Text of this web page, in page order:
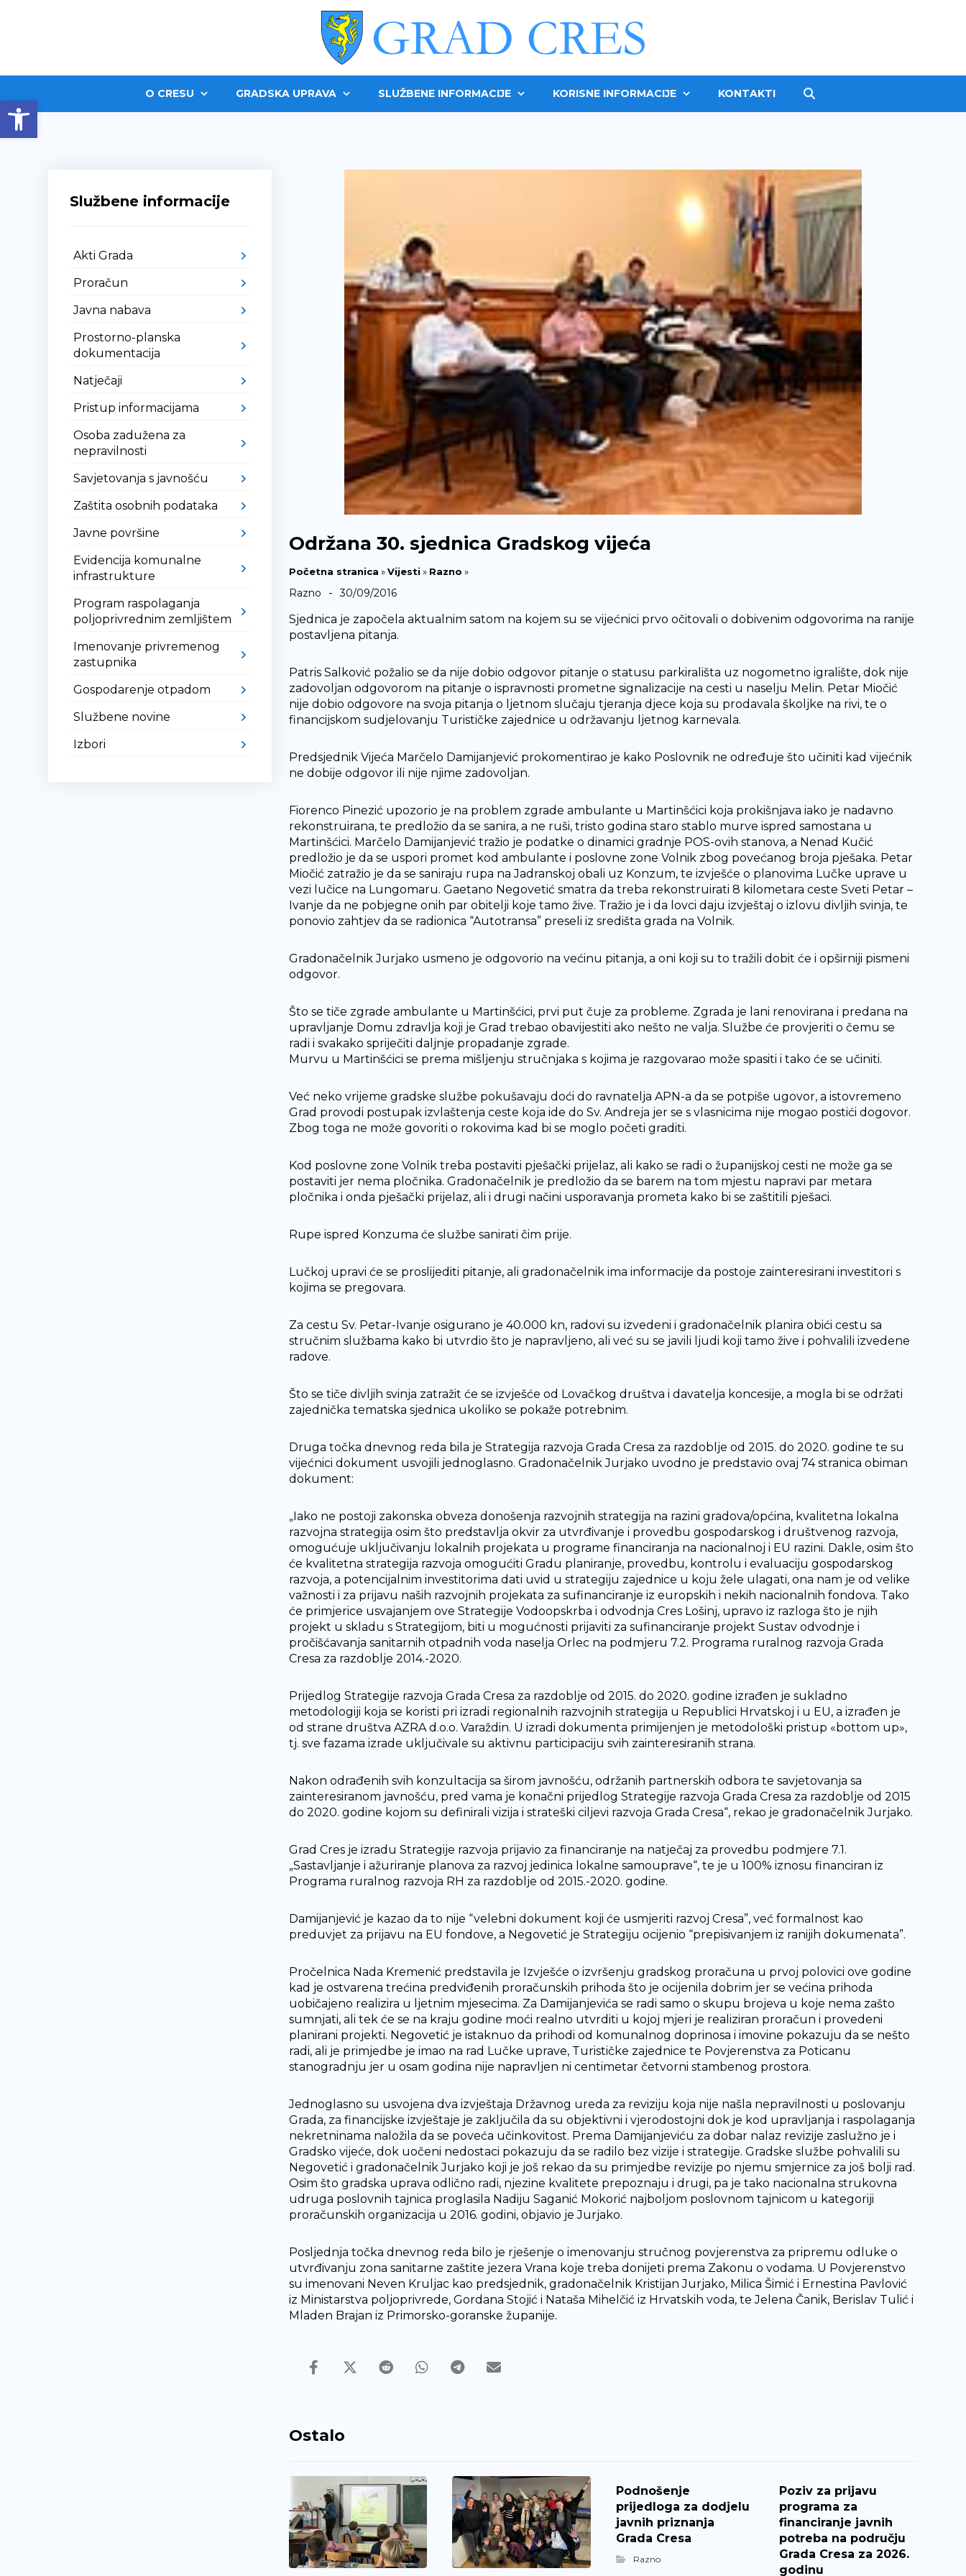
Open toolbarO CRESU GRADSKA UPRAVA SLUŽBENE INFORMACIJE KORISNE INFORMACIJE KONTAKTI
Održana 30. sjednica Gradskog vijeća
Početna stranica »Vijesti » Razno »
Razno - 30/09/2016
Sjednica je započela aktualnim satom na kojem su se vijećnici prvo očitovali o dobivenim odgovorima na ranije
postavljena pitanja.
Patris Salković požalio se da nije dobio odgovor pitanje o statusu parkirališta uz nogometno igralište, dok nije
zadovoljan odgovorom na pitanje o ispravnosti prometne signalizacije na cesti u naselju Melin. Petar Miočić
nije dobio odgovore na svoja pitanja o ljetnom slučaju tjeranja djece koja su prodavala školjke na rivi, te o
financijskom sudjelovanju Turističke zajednice u održavanju ljetnog karnevala.
Predsjednik Vijeća Marčelo Damijanjević prokomentirao je kako Poslovnik ne određuje što učiniti kad vijećnik
ne dobije odgovor ili nije njime zadovoljan.
Fiorenco Pinezić upozorio je na problem zgrade ambulante u Martinšćici koja prokišnjava iako je nadavno
rekonstruirana, te predložio da se sanira, a ne ruši, tristo godina staro stablo murve ispred samostana u
Martinšćici. Marčelo Damijanjević tražio je podatke o dinamici gradnje POS-ovih stanova, a Nenad Kučić
predložio je da se uspori promet kod ambulante i poslovne zone Volnik zbog povećanog broja pješaka. Petar
Miočić zatražio je da se saniraju rupa na Jadranskoj obali uz Konzum, te izvješće o planovima Lučke uprave u
vezi lučice na Lungomaru. Gaetano Negovetić smatra da treba rekonstruirati 8 kilometara ceste Sveti Petar –
Ivanje da ne pobjegne onih par obitelji koje tamo žive. Tražio je i da lovci daju izvještaj o izlovu divljih svinja, te
ponovio zahtjev da se radionica “Autotransa” preseli iz središta grada na Volnik.
Gradonačelnik Jurjako usmeno je odgovorio na većinu pitanja, a oni koji su to tražili dobit će i opširniji pismeni
odgovor.
Što se tiče zgrade ambulante u Martinšćici, prvi put čuje za probleme. Zgrada je lani renovirana i predana na
upravljanje Domu zdravlja koji je Grad trebao obavijestiti ako nešto ne valja. Službe će provjeriti o čemu se
radi i svakako spriječiti daljnje propadanje zgrade.
Murvu u Martinšćici se prema mišljenju stručnjaka s kojima je razgovarao može spasiti i tako će se učiniti.
Već neko vrijeme gradske službe pokušavaju doći do ravnatelja APN-a da se potpiše ugovor, a istovremeno
Grad provodi postupak izvlaštenja ceste koja ide do Sv. Andreja jer se s vlasnicima nije mogao postići dogovor.
Zbog toga ne može govoriti o rokovima kad bi se moglo početi graditi.
Kod poslovne zone Volnik treba postaviti pješački prijelaz, ali kako se radi o županijskoj cesti ne može ga se
postaviti jer nema pločnika. Gradonačelnik je predložio da se barem na tom mjestu napravi par metara
pločnika i onda pješački prijelaz, ali i drugi načini usporavanja prometa kako bi se zaštitili pješaci.
Rupe ispred Konzuma će službe sanirati čim prije.
Lučkoj upravi će se proslijediti pitanje, ali gradonačelnik ima informacije da postoje zainteresirani investitori s
kojima se pregovara.
Za cestu Sv. Petar-Ivanje osigurano je 40.000 kn, radovi su izvedeni i gradonačelnik planira obići cestu sa
stručnim službama kako bi utvrdio što je napravljeno, ali već su se javili ljudi koji tamo žive i pohvalili izvedene
radove.
Što se tiče divljih svinja zatražit će se izvješće od Lovačkog društva i davatelja koncesije, a mogla bi se održati
zajednička tematska sjednica ukoliko se pokaže potrebnim.
Druga točka dnevnog reda bila je Strategija razvoja Grada Cresa za razdoblje od 2015. do 2020. godine te su
vijećnici dokument usvojili jednoglasno. Gradonačelnik Jurjako uvodno je predstavio ovaj 74 stranica obiman
dokument:
„Iako ne postoji zakonska obveza donošenja razvojnih strategija na razini gradova/općina, kvalitetna lokalna
razvojna strategija osim što predstavlja okvir za utvrđivanje i provedbu gospodarskog i društvenog razvoja,
omogućuje uključivanju lokalnih projekata u programe financiranja na nacionalnoj i EU razini. Dakle, osim što
će kvalitetna strategija razvoja omogućiti Gradu planiranje, provedbu, kontrolu i evaluaciju gospodarskog
razvoja, a potencijalnim investitorima dati uvid u strategiju zajednice u koju žele ulagati, ona nam je od velike
važnosti i za prijavu naših razvojnih projekata za sufinanciranje iz europskih i nekih nacionalnih fondova. Tako
će primjerice usvajanjem ove Strategije Vodoopskrba i odvodnja Cres Lošinj, upravo iz razloga što je njih
projekt u skladu s Strategijom, biti u mogućnosti prijaviti za sufinanciranje projekt Sustav odvodnje i
pročišćavanja sanitarnih otpadnih voda naselja Orlec na podmjeru 7.2. Programa ruralnog razvoja Grada
Cresa za razdoblje 2014.-2020.
Prijedlog Strategije razvoja Grada Cresa za razdoblje od 2015. do 2020. godine izrađen je sukladno
metodologiji koja se koristi pri izradi regionalnih razvojnih strategija u Republici Hrvatskoj i u EU, a izrađen je
od strane društva AZRA d.o.o. Varaždin. U izradi dokumenta primijenjen je metodološki pristup «bottom up»,
tj. sve fazama izrade uključivale su aktivnu participaciju svih zainteresiranih strana.
Nakon odrađenih svih konzultacija sa širom javnošću, održanih partnerskih odbora te savjetovanja sa
zainteresiranom javnošću, pred vama je konačni prijedlog Strategije razvoja Grada Cresa za razdoblje od 2015
do 2020. godine kojom su definirali vizija i strateški ciljevi razvoja Grada Cresa“, rekao je gradonačelnik Jurjako.
Grad Cres je izradu Strategije razvoja prijavio za financiranje na natječaj za provedbu podmjere 7.1.
„Sastavljanje i ažuriranje planova za razvoj jedinica lokalne samouprave“, te je u 100% iznosu financiran iz
Programa ruralnog razvoja RH za razdoblje od 2015.-2020. godine.
Damijanjević je kazao da to nije “velebni dokument koji će usmjeriti razvoj Cresa”, već formalnost kao
preduvjet za prijavu na EU fondove, a Negovetić je Strategiju ocijenio “prepisivanjem iz ranijih dokumenata”.
Pročelnica Nada Kremenić predstavila je Izvješće o izvršenju gradskog proračuna u prvoj polovici ove godine
kad je ostvarena trećina predviđenih proračunskih prihoda što je ocijenila dobrim jer se većina prihoda
uobičajeno realizira u ljetnim mjesecima. Za Damijanjevića se radi samo o skupu brojeva u koje nema zašto
sumnjati, ali tek će se na kraju godine moći realno utvrditi u kojoj mjeri je realiziran proračun i provedeni
planirani projekti. Negovetić je istaknuo da prihodi od komunalnog doprinosa i imovine pokazuju da se nešto
radi, ali je primjedbe je imao na rad Lučke uprave, Turističke zajednice te Povjerenstva za Poticanu
stanogradnju jer u osam godina nije napravljen ni centimetar četvorni stambenog prostora.
Jednoglasno su usvojena dva izvještaja Državnog ureda za reviziju koja nije našla nepravilnosti u poslovanju
Grada, za financijske izvještaje je zaključila da su objektivni i vjerodostojni dok je kod upravljanja i raspolaganja
nekretninama naložila da se poveća učinkovitost. Prema Damijanjeviću za dobar nalaz revizije zaslužno je i
Gradsko vijeće, dok uočeni nedostaci pokazuju da se radilo bez vizije i strategije. Gradske službe pohvalili su
Negovetić i gradonačelnik Jurjako koji je još rekao da su primjedbe revizije po njemu smjernice za još bolji rad.
Osim što gradska uprava odlično radi, njezine kvalitete prepoznaju i drugi, pa je tako nacionalna strukovna
udruga poslovnih tajnica proglasila Nadiju Saganić Mokorić najboljom poslovnom tajnicom u kategoriji
proračunskih organizacija u 2016. godini, objavio je Jurjako.
Posljednja točka dnevnog reda bilo je rješenje o imenovanju stručnog povjerenstva za pripremu odluke o
utvrđivanju zona sanitarne zaštite jezera Vrana koje treba donijeti prema Zakonu o vodama. U Povjerenstvo
su imenovani Neven Kruljac kao predsjednik, gradonačelnik Kristijan Jurjako, Milica Šimić i Ernestina Pavlović
iz Ministarstva poljoprivrede, Gordana Stojić i Nataša Mihelčić iz Hrvatskih voda, te Jelena Čanik, Berislav Tulić i
Mladen Brajan iz Primorsko-goranske županije.
Ostalo
Podnošenje
prijedloga za dodjelu
javnih priznanja
Grada Cresa
Razno
Poziv za prijavu
programa za
financiranje javnih
potreba na području
Grada Cresa za 2026.
godinu
Službene informacije
Akti Grada
Proračun
Javna nabava
Prostorno-planska
dokumentacija
Natječaji
Pristup informacijama
Osoba zadužena za
nepravilnosti
Savjetovanja s javnošću
Zaštita osobnih podataka
Javne površine
Evidencija komunalne
infrastrukture
Program raspolaganja
poljoprivrednim zemljištem
Imenovanje privremenog
zastupnika
Gospodarenje otpadom
Službene novine
Izbori